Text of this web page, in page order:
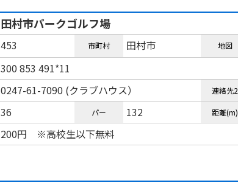
田村市パークゴルフ場
453 市町村 田村市 地図
300 853 491*11
0247-61-7090 (クラブハウス） 連絡先2
36 パー 132 距離(m)
200円 ※高校生以下無料